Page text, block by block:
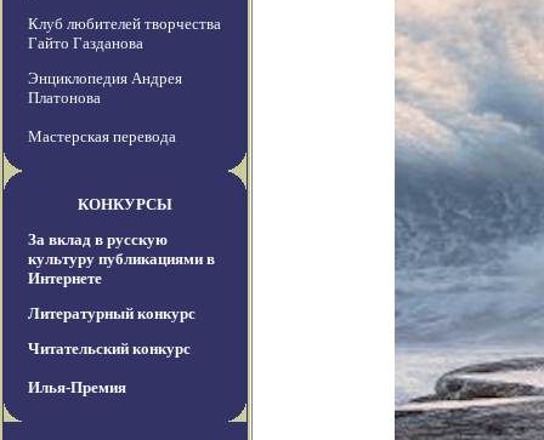
Клуб любителей творчества
Гайто Газданова
Энциклопедия Андрея
Платонова
Мастерская перевода
КОНКУРСЫ
За вклад в русскую
культуру публикациями в
Интернете
Литературный конкурс
Читательский конкурс
Илья-Премия